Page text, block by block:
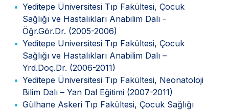
Yeditepe Üniversitesi Tıp Fakültesi, Çocuk
Sağlığı ve Hastalıkları Anabilim Dalı -
Öğr.Gör.Dr. (2005-2006)
Yeditepe Üniversitesi Tıp Fakültesi, Çocuk
Sağlığı ve Hastalıkları Anabilim Dalı –
Yrd.Doç.Dr. (2006-2011)
Yeditepe Üniversitesi Tıp Fakültesi, Neonatoloji
Bilim Dalı – Yan Dal Eğitimi (2007-2011)
Gülhane Askeri Tıp Fakültesi, Çocuk Sağlığı